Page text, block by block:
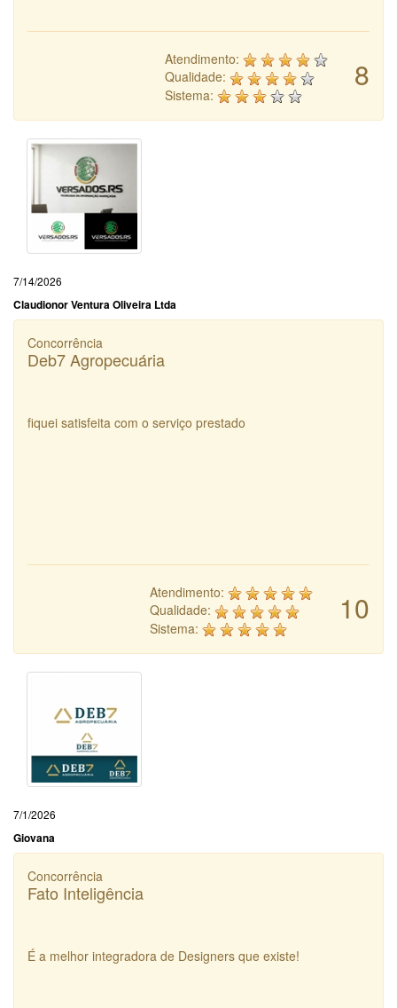
8
Atendimento:
Qualidade:
Sistema:
7/14/2026
Claudionor Ventura Oliveira Ltda
Concorrência
Deb7 Agropecuária
fiquei satisfeita com o serviço prestado
10
Atendimento:
Qualidade:
Sistema:
7/1/2026
Giovana
Concorrência
Fato Inteligência
É a melhor integradora de Designers que existe!